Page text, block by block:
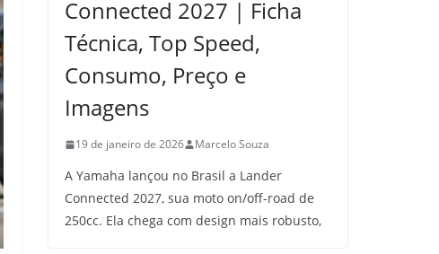
Connected 2027 | Ficha
Técnica, Top Speed,
Consumo, Preço e
Imagens
19 de janeiro de 2026 Marcelo Souza
A Yamaha lançou no Brasil a Lander
Connected 2027, sua moto on/off-road de
250cc. Ela chega com design mais robusto,